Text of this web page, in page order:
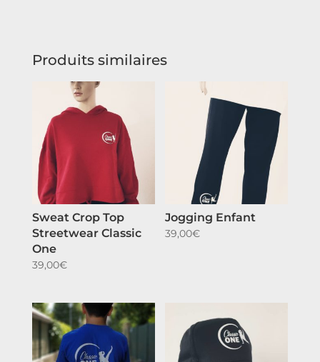
Produits similaires
Sweat Crop Top
Streetwear Classic
One
39,00€
Jogging Enfant
39,00€